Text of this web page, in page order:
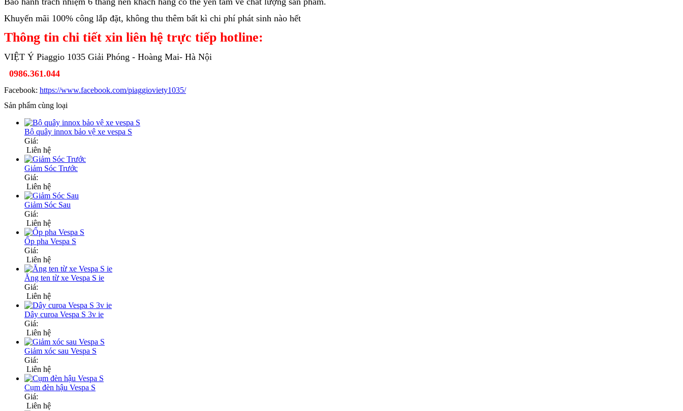
Khuyến mãi 100% công lắp đặt, không thu thêm bất kì chi phí phát sinh nào hết
Thông tin chi tiết xin liên hệ trực tiếp hotline:
VIỆT Ý Piaggio 1035 Giải Phóng - Hoàng Mai- Hà Nội
0986.361.044
Facebook: https://www.facebook.com/piaggioviety1035/
Sản phẩm cùng loại
Bộ quây innox bảo vệ xe vespa S
Giá:
Liên hệ
Giảm Sóc Trước
Giá:
Liên hệ
Giảm Sóc Sau
Giá:
Liên hệ
Ốp pha Vespa S
Giá:
Liên hệ
Ăng ten từ xe Vespa S ie
Giá:
Liên hệ
Dây curoa Vespa S 3v ie
Giá:
Liên hệ
Giảm xóc sau Vespa S
Giá:
Liên hệ
Cụm đèn hậu Vespa S
Giá:
Liên hệ